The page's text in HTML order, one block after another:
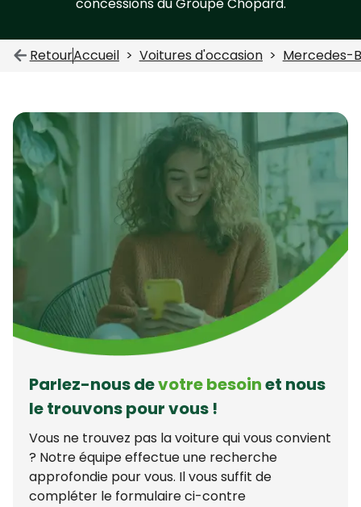
RetourAccueil Voitures d'occasion Mercedes-
Parlez-nous devotre besoinet nous
le trouvons pour vous !
Vous ne trouvez pas la voiture qui vous convient
? Notre équipe effectue une recherche
approfondie pour vous. Il vous suffit de
compléter le formulaire ci-contre